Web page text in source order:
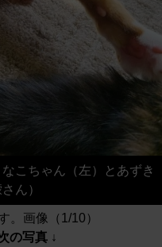
こちゃん（左）とあずき
ん）
。画像（1/10）
の写真 ↓